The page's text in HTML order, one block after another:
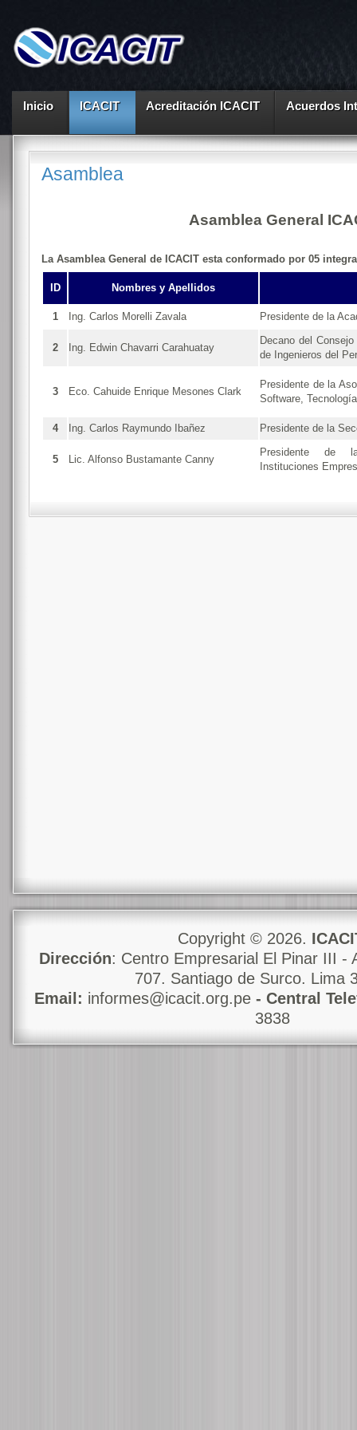
Inicio ICACIT Acreditación ICACIT Acuerdos
Asamblea
Asamblea General
La Asamblea General de ICACIT esta conformado por 05
ID Nombres y Apellidos
1 Ing. Carlos Morelli Zavala Presidente de la
2 Ing. Edwin Chavarri Carahuatay
Decano del
de Ingenieros del
3 Eco. Cahuide Enrique Mesones Clark
Presidente de la
Software,
4 Ing. Carlos Raymundo Ibañez Presidente de la
5 Lic. Alfonso Bustamante Canny
Presidente de
Instituciones
Copyright © 2026.
Dirección: Centro Empresarial El Pinar III -
707. Santiago de Surco. Lima
Email: informes@icacit.org.pe - Central
3838